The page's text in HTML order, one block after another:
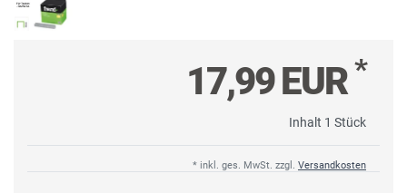
17,99 EUR*
Inhalt 1 Stück
* inkl. ges. MwSt. zzgl. Versandkosten